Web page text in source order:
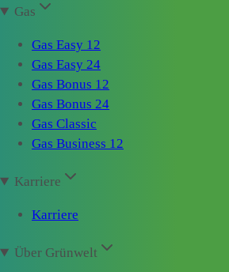
Gas
Gas Easy 12
Gas Easy 24
Gas Bonus 12
Gas Bonus 24
Gas Classic
Gas Business 12
Karriere
Karriere
Über Grünwelt